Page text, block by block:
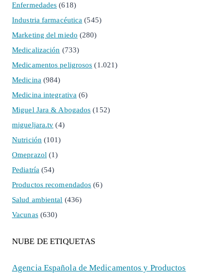
Enfermedades (618)
Industria farmacéutica (545)
Marketing del miedo (280)
Medicalización (733)
Medicamentos peligrosos (1.021)
Medicina (984)
Medicina integrativa (6)
Miguel Jara & Abogados (152)
migueljara.tv (4)
Nutrición (101)
Omeprazol (1)
Pediatría (54)
Productos recomendados (6)
Salud ambiental (436)
Vacunas(630)
NUBE DE ETIQUETAS
Agencia Española de Medicamentos y Productos